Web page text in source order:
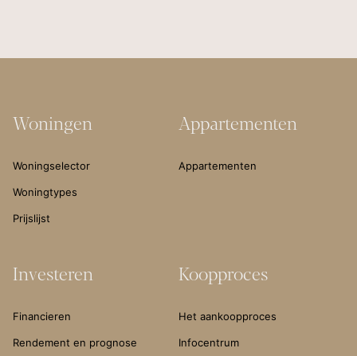
Woningen
Woningselector
Woningtypes
Prijslijst
Appartementen
Appartementen
Investeren
Financieren
Rendement en prognose
Koopproces
Het aankoopproces
Infocentrum